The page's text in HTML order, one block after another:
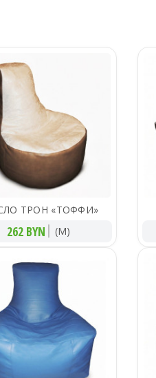
ТРОН «ТОФФИ»
262 BYN (M)